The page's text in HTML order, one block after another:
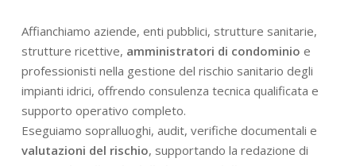
Affianchiamo aziende, enti pubblici, strutture sanitarie,
strutture ricettive, amministratori di condominio e
professionisti nella gestione del rischio sanitario degli
impianti idrici, offrendo consulenza tecnica qualificata e
supporto operativo completo.
Eseguiamo sopralluoghi, audit, verifiche documentali e
valutazioni del rischio, supportando la redazione di